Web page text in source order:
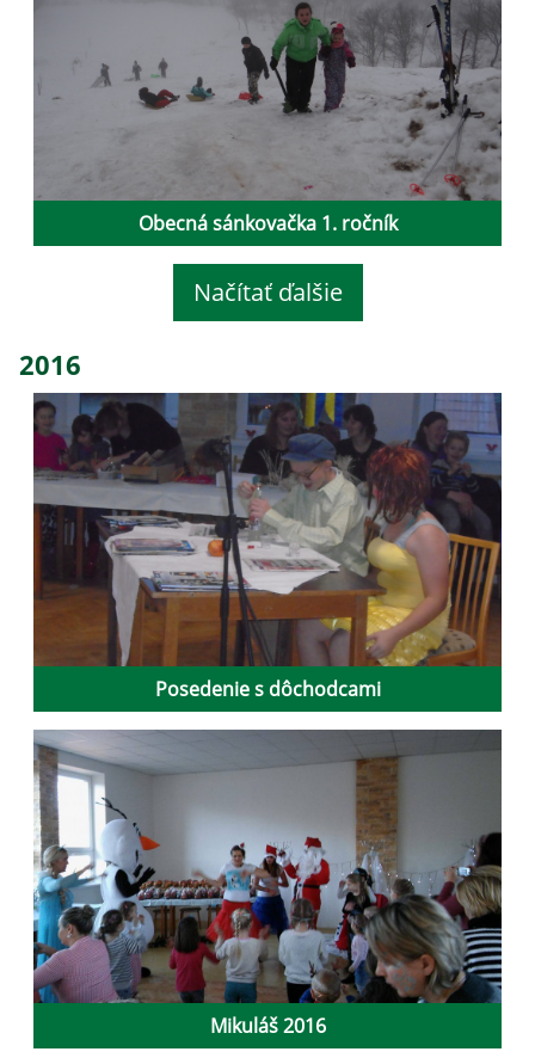
Obecná sánkovačka 1. ročník
Načítať ďalšie
2016
Posedenie s dôchodcami
Mikuláš 2016